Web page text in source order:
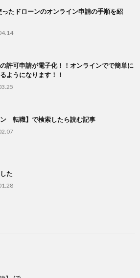
ったドローンのオンライン申請の手順を紹
許可申請が電子化！！オンラインでで簡単に
ようになります！！
ン 転職】で検索したら読む記事
た